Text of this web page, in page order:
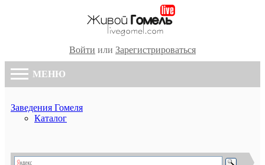
Войти или Зарегистрироваться
МЕНЮ
Заведения Гомеля
Каталог